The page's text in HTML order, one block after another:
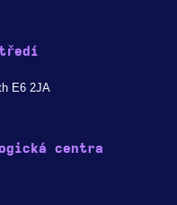
E6 2JA
centra